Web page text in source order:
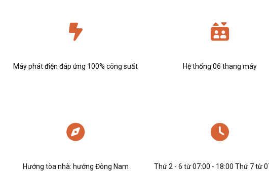
Máy phát điện đáp ứng 100% công suất Hệ thống 06 thang máy
Hướng tòa nhà: hướng Đông Nam
Thứ 2 - 6 từ 07:00 - 18:00 Thứ 7 từ